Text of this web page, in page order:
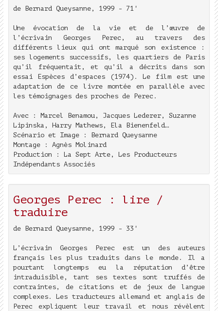
de Bernard Queysanne, 1999 - 71'
Une évocation de la vie et de l’œuvre de
l’écrivain Georges Perec, au travers des
différents lieux qui ont marqué son existence :
ses logements successifs, les quartiers de Paris
qu’il fréquentait, et qu’il a décrits dans son
essai Espèces d’espaces (1974). Le film est une
adaptation de ce livre montée en parallèle avec
les témoignages des proches de Perec.
Avec : Marcel Benamou, Jacques Lederer, Suzanne
Lipinska, Harry Mathews, Ela Bienenfeld…
Scénario et Image : Bernard Queysanne
Montage : Agnès Molinard
Production : La Sept Arte, Les Producteurs
Indépendants Associés
Georges Perec : lire /
traduire
de Bernard Queysanne, 1999 - 33'
L’écrivain Georges Perec est un des auteurs
français les plus traduits dans le monde. Il a
pourtant longtemps eu la réputation d’être
intraduisible, tant ses textes sont truffés de
contraintes, de citations et de jeux de langue
complexes. Les traducteurs allemand et anglais de
Perec expliquent leur travail et nous révèlent